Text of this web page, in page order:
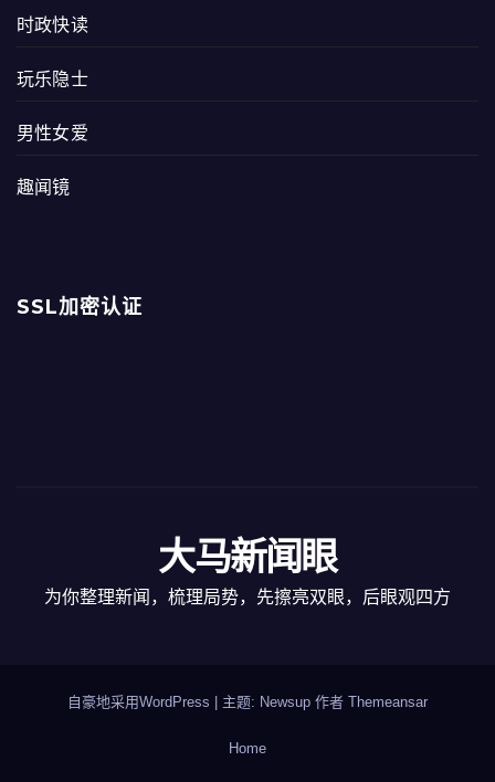
时政快读
玩乐隐士
男性女爱
趣闻镜
SSL加密认证
大马新闻眼
为你整理新闻，梳理局势，先擦亮双眼，后眼观四方
自豪地采用WordPress 主题: Newsup 作者 Themeansar
Home